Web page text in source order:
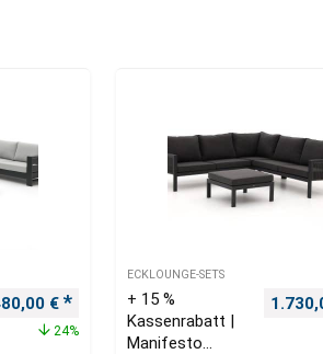
Preis war: 3.250,00 €
€ Aktueller Preis ist: 2.480,00 €.
24%
ECKLOUNGE-SETS
+ 15 %
Kassenrabatt |
Manifesto